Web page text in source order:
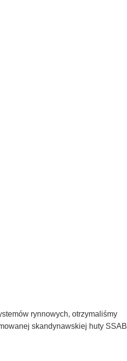
rynnowych, otrzymaliśmy
skandynawskiej huty SSAB